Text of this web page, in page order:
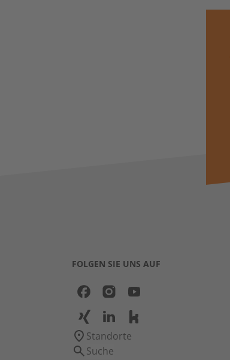
FOLGEN SIE UNS AUF
Standorte
Suche